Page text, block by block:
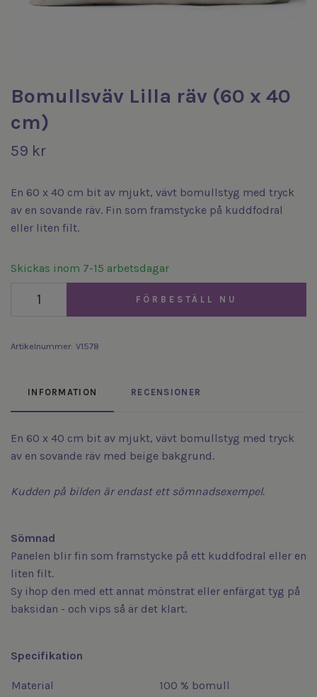
Bomullsväv Lilla räv (60 x 40
cm)
59 kr
En 60 x 40 cm bit av mjukt, vävt bomullstyg med tryck
av en sovande räv. Fin som framstycke på kuddfodral
eller liten filt.
Skickas inom 7-15 arbetsdagar
FÖRBESTÄLL NU
Artikelnummer: V1578
INFORMATION RECENSIONER
En 60 x 40 cm bit av mjukt, vävt bomullstyg med tryck
av en sovande räv med beige bakgrund.
Kudden på bilden är endast ett sömnadsexempel.
Sömnad
Panelen blir fin som framstycke på ett kuddfodral eller en
liten filt.
Sy ihop den med ett annat mönstrat eller enfärgat tyg på
baksidan - och vips så är det klart.
Specifikation
Material 100 % bomull